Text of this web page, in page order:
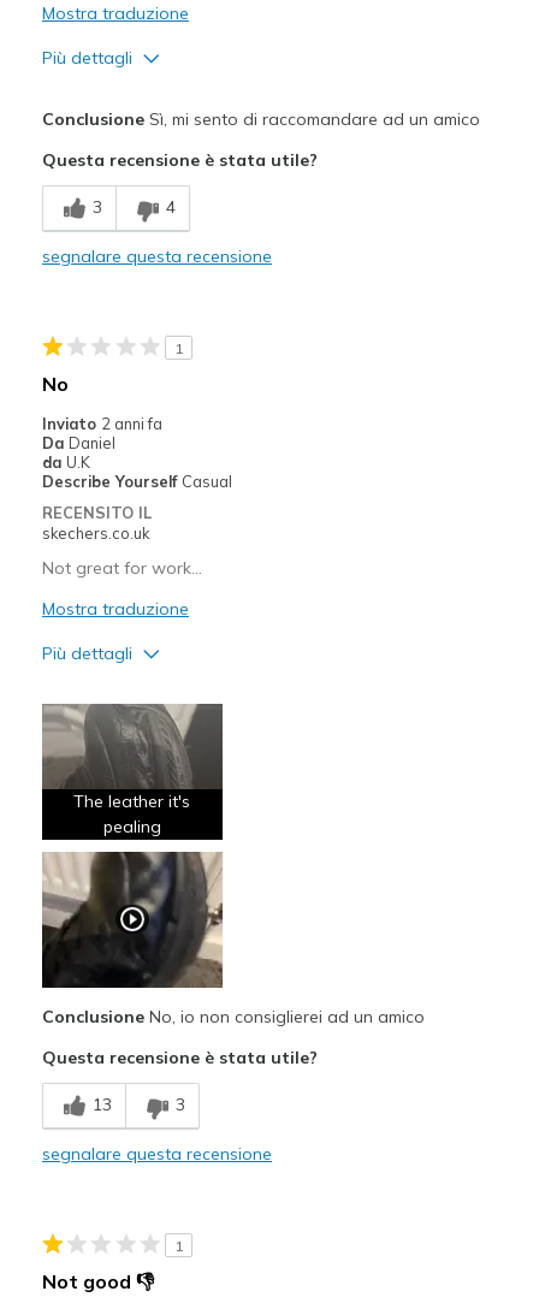
Mostra traduzione
Più dettagli
Comfortable
Durable
Migliori Utilizzi:
Width
Sizing
Feels true to size
View On Shoes
ConclusioneSì, mi sento di raccomandare ad un amico
Questa recensione è stata utile?
3 4
segnalare questa recensione
1
No
Inviato 2 anni fa
Da Daniel
da U.K
Describe Yourself Casual
RECENSITO IL
skechers.co.uk
Not great for work…
Mostra traduzione
Più dettagli
No good quality
Difetti
Poor Quality
Migliori Utilizzi:
Special Occasions
Feels true to width
Sizing
Feels true to size
View On Shoes
Shoes are for Wearing
The leather it's
pealing
ConclusioneNo, io non consiglierei ad un amico
Questa recensione è stata utile?
13 3
segnalare questa recensione
1
Not good 👎